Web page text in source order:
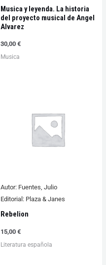
Musica y leyenda. La historia
del proyecto musical de Angel
Alvarez
30,00 €
Musica
Autor: Fuentes, Julio
Editorial: Plaza & Janes
Rebelion
15,00 €
Literatura española